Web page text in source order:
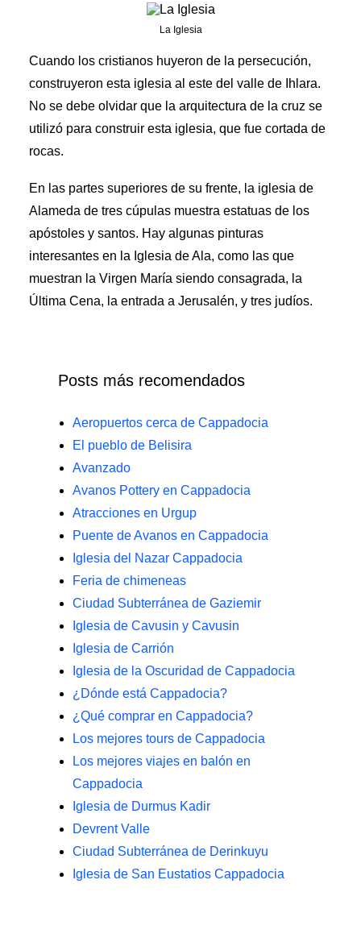
La Iglesia
Cuando los cristianos huyeron de la persecución,
construyeron esta iglesia al este del valle de Ihlara.
No se debe olvidar que la arquitectura de la cruz se
utilizó para construir esta iglesia, que fue cortada de
rocas.
En las partes superiores de su frente, la iglesia de
Alameda de tres cúpulas muestra estatuas de los
apóstoles y santos. Hay algunas pinturas
interesantes en la Iglesia de Ala, como las que
muestran la Virgen María siendo consagrada, la
Última Cena, la entrada a Jerusalén, y tres judíos.
Posts más recomendados
Aeropuertos cerca de Cappadocia
El pueblo de Belisira
Avanzado
Avanos Pottery en Cappadocia
Atracciones en Urgup
Puente de Avanos en Cappadocia
Iglesia del Nazar Cappadocia
Feria de chimeneas
Ciudad Subterránea de Gaziemir
Iglesia de Cavusin y Cavusin
Iglesia de Carrión
Iglesia de la Oscuridad de Cappadocia
¿Dónde está Cappadocia?
¿Qué comprar en Cappadocia?
Los mejores tours de Cappadocia
Los mejores viajes en balón en
Cappadocia
Iglesia de Durmus Kadir
Devrent Valle
Ciudad Subterránea de Derinkuyu
Iglesia de San Eustatios Cappadocia